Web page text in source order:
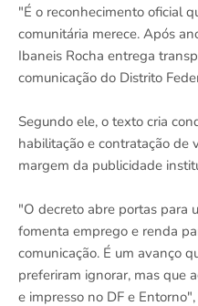
"É o reconhecimento oficial
comunitária merece. Após
Ibaneis Rocha entrega
comunicação do Distrito
Segundo ele, o texto cria
habilitação e contratação de
margem da publicidade
"O decreto abre portas para
fomenta emprego e renda
comunicação. É um avanço
preferiram ignorar, mas que
e impresso no DF e